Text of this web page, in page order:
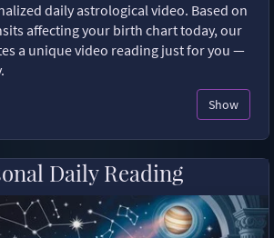
daily astrological video. Based on
affecting your birth chart today, our
a unique video reading just for you —
Show
Daily Reading